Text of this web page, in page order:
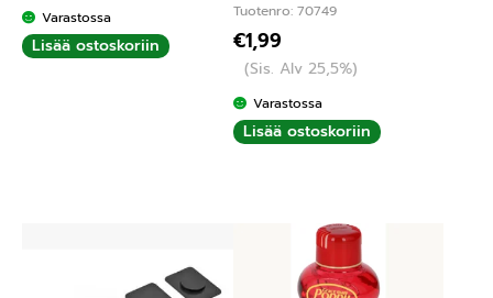
Varastossa
Lisää ostoskoriin
Tuotenro: 70749
€1,99
(Sis. Alv 25,5%)
Varastossa
Lisää ostoskoriin